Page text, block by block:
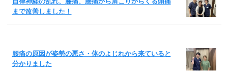
まで改善しました！
腰痛の原因が姿勢の悪さ・体のよじれから来ていると
分かりました